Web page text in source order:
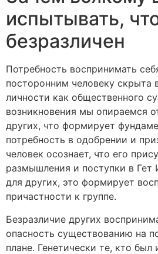
испытывать,
безразличен
Потребность воспринимать
посторонним человеку скрыта
личности как общественного
возникновения мы опираемся
других, что формирует
потребность в одобрении и
человек осознает, что его
размышления и поступки в Гет
для других, это формирует
причастности к группе.
Безразличие других
опасность существованию на
плане. Генетически те, кто был